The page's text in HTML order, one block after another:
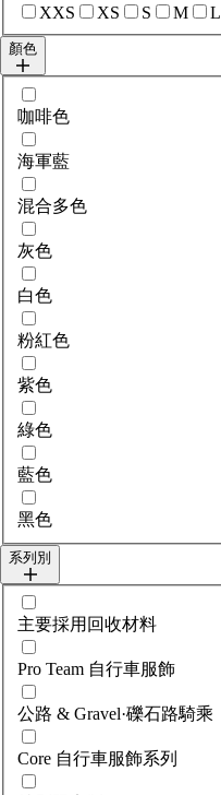
選擇sizes
XXS XS S M L
顏色
選擇colour
咖啡色
海軍藍
混合多色
灰色
白色
粉紅色
紫色
綠色
藍色
黑色
系列別
選擇collections
主要採用回收材料
Pro Team 自行車服飾
公路 & Gravel·礫石路騎乘
Core 自行車服飾系列